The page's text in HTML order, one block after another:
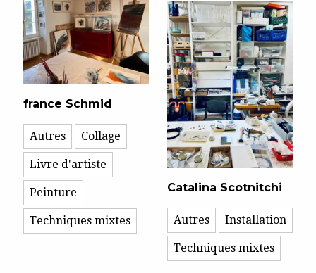
france Schmid
Autres Collage
Livre d'artiste
Peinture
Techniques mixtes
Catalina Scotnitchi
Autres Installation
Techniques mixtes